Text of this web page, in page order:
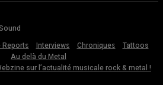
Reports Interviews Chroniques
Tattoos
Au delà du Metal
sur l’actualité musicale rock & metal !